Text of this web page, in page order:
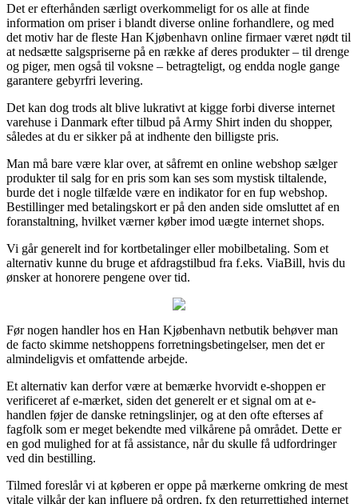
Det er efterhånden særligt overkommeligt for os alle at finde
information om priser i blandt diverse online forhandlere, og med
det motiv har de fleste Han Kjøbenhavn online firmaer været nødt til
at nedsætte salgspriserne på en række af deres produkter – til drenge
og piger, men også til voksne – betragteligt, og endda nogle gange
garantere gebyrfri levering.
Det kan dog trods alt blive lukrativt at kigge forbi diverse internet
varehuse i Danmark efter tilbud på Army Shirt inden du shopper,
således at du er sikker på at indhente den billigste pris.
Man må bare være klar over, at såfremt en online webshop sælger
produkter til salg for en pris som kan ses som mystisk tiltalende,
burde det i nogle tilfælde være en indikator for en fup webshop.
Bestillinger med betalingskort er på den anden side omsluttet af en
foranstaltning, hvilket værner køber imod uægte internet shops.
Vi går generelt ind for kortbetalinger eller mobilbetaling. Som et
alternativ kunne du bruge et afdragstilbud fra f.eks. ViaBill, hvis du
ønsker at honorere pengene over tid.
Før nogen handler hos en Han Kjøbenhavn netbutik behøver man
de facto skimme netshoppens forretningsbetingelser, men det er
almindeligvis et omfattende arbejde.
Et alternativ kan derfor være at bemærke hvorvidt e-shoppen er
verificeret af e-mærket, siden det generelt er et signal om at e-
handlen føjer de danske retningslinjer, og at den ofte efterses af
fagfolk som er meget bekendte med vilkårene på området. Dette er
en god mulighed for at få assistance, når du skulle få udfordringer
ved din bestilling.
Tilmed foreslår vi at køberen er oppe på mærkerne omkring de mest
vitale vilkår der kan influere på ordren, fx den returrettighed internet